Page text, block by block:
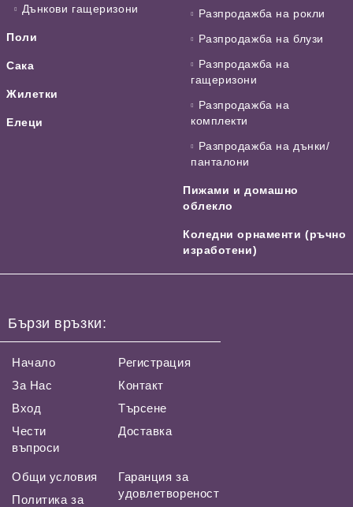
Дънкови гащеризони
Поли
Сака
Жилетки
Елеци
Разпродажба на рокли
Разпродажба на блузи
Разпродажба на
гащеризони
Разпродажба на
комплекти
Разпродажба на дънки/
панталони
Пижами и домашно
облекло
Коледни орнаменти (ръчно
изработени)
Бързи връзки:
Начало
За Нас
Вход
Чести
въпроси
Регистрация
Контакт
Търсене
Доставка
Общи условия
Политика за
Гаранция за
удовлетвореност